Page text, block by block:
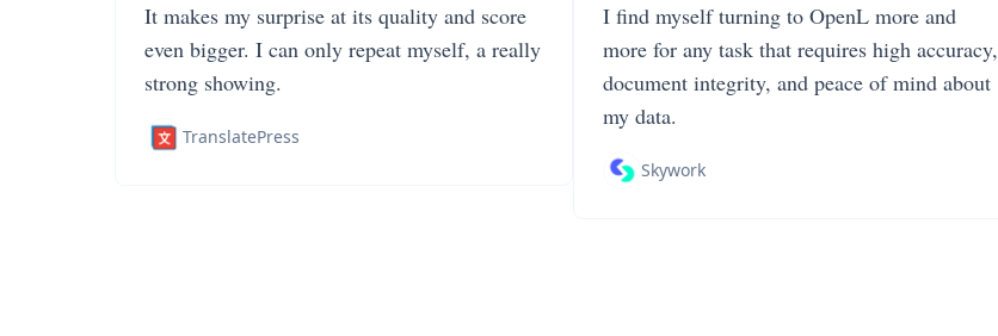
It makes my surprise at its quality and score
even bigger. I can only repeat myself, a really
strong showing.
TranslatePress
I find myself turning to OpenL more and
more for any task that requires high accuracy,
document integrity, and peace of mind about
my data.
Skywork